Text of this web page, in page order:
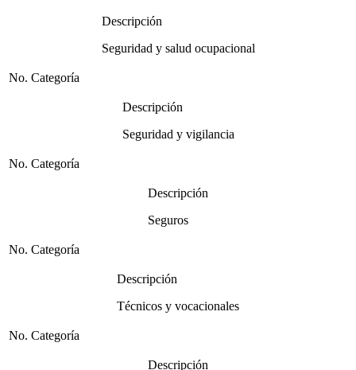
Descripción
Seguridad y salud ocupacional
No. Categoría
Descripción
Seguridad y vigilancia
No. Categoría
Descripción
Seguros
No. Categoría
Descripción
Técnicos y vocacionales
No. Categoría
Descripción